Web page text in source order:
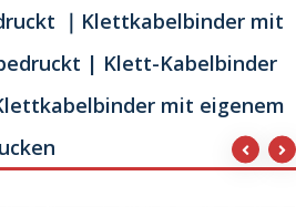
｜Klettkabelbinder mit
| Klett-Kabelbinder
mit eigenem